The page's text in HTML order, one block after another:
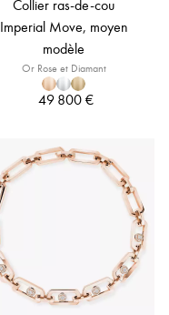
Collier ras-de-cou
Imperial Move, moyen
modèle
Or Rose et Diamant
49 800 €